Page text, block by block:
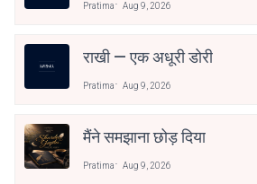
Pratima Aug 9, 2026
राखी — एक अधूरी डोरी
Pratima Aug 9, 2026
मैंने समझाना छोड़ दिया
Pratima Aug 9, 2026